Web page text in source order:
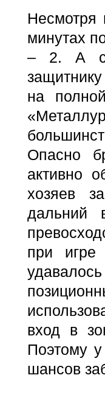
Несмотря
минутах
– 2. А
на
Опасно
активно
хозяев
дальний
при
вход в
Поэтому
шансов